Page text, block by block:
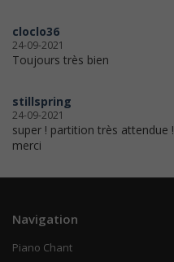
cloclo36
24-09-2021
Toujours très bien
stillspring
24-09-2021
super ! partition très attendue !
merci
Navigation
Piano Chant